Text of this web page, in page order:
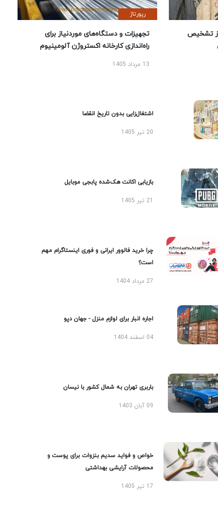
تشخیص
رپورتاژ
تجهیزات و دستگاه‌های موردنیاز برای
راه‌اندازی کارخانه اکستروژن آلومینیوم
13 مرداد 1405
اشتغال‌زایی بدون تاریخ انقضا
20 تیر 1405
بازیابی اکانت هک‌شده پابجی موبایل
چرا خرید فالوور ایرانی و فوری اینستاگرام مهم
است؟
27 مرداد 1404
اجاره انبار برای لوازم منزل - جهان دپو
04 اسفند 1404
باربری تهران به شمال کشور با نیسان
09 آبان 1403
خواص و فواید سدیم بنزوات برای پوست و
محصولات آرایشی بهداشتی
17 تیر 1405